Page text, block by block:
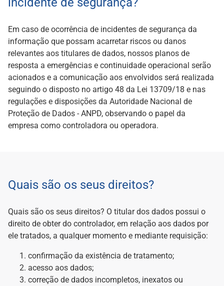
Em caso de ocorrência de incidentes de segurança da
informação que possam acarretar riscos ou danos
relevantes aos titulares de dados, nossos planos de
resposta a emergências e continuidade operacional serão
acionados e a comunicação aos envolvidos será realizada
seguindo o disposto no artigo 48 da Lei 13709/18 e nas
regulações e disposições da Autoridade Nacional de
Proteção de Dados - ANPD, observando o papel da
empresa como controladora ou operadora.
Quais são os seus direitos?
Quais são os seus direitos? O titular dos dados possui o
direito de obter do controlador, em relação aos dados por
ele tratados, a qualquer momento e mediante requisição:
confirmação da existência de tratamento;
acesso aos dados;
correção de dados incompletos, inexatos ou